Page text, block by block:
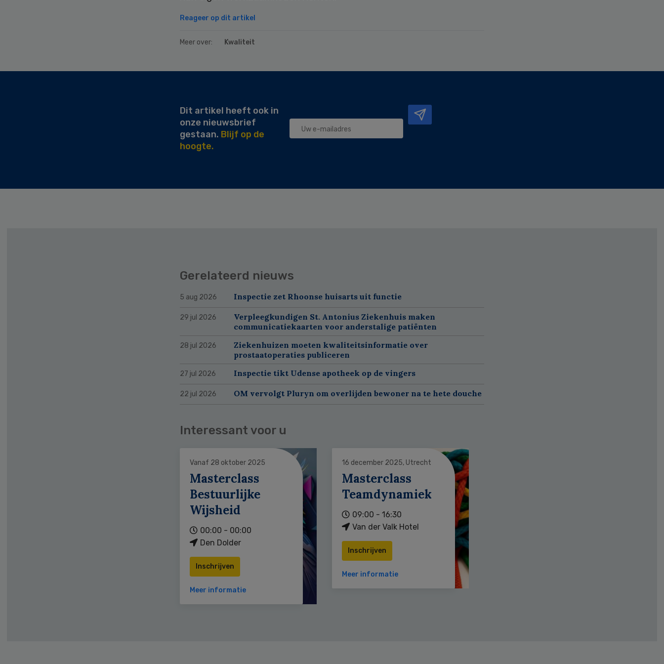
Reageer op dit artikel
Meer over: Kwaliteit
Dit artikel heeft ook in
onze nieuwsbrief
gestaan. Blijf op de
hoogte.
Gerelateerd nieuws
5 aug 2026 Inspectie zet Rhoonse huisarts uit functie
29 jul 2026
Verpleegkundigen St. Antonius Ziekenhuis maken
communicatiekaarten voor anderstalige patiënten
28 jul 2026
Ziekenhuizen moeten kwaliteitsinformatie over
prostaatoperaties publiceren
27 jul 2026 Inspectie tikt Udense apotheek op de vingers
22 jul 2026 OM vervolgt Pluryn om overlijden bewoner na te hete douche
Interessant voor u
Vanaf 28 oktober 2025
Masterclass
Bestuurlijke
Wijsheid
00:00 - 00:00
Den Dolder
Inschrijven
Meer informatie
16 december 2025, Utrecht
Masterclass
Teamdynamiek
09:00 - 16:30
Van der Valk Hotel
Inschrijven
Meer informatie